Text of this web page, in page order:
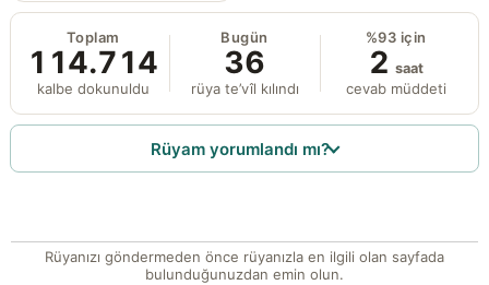
Toplam
114.714
kalbe dokunuldu
Bugün
36
rüya te’vîl kılındı
%93 için
2 saat
cevab müddeti
Rüyam yorumlandı mı?
Rüyanızı göndermeden önce rüyanızla en ilgili olan sayfada
bulunduğunuzdan emin olun.